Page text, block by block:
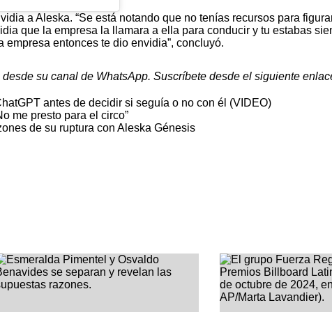
a Aleska. “Se está notando que no tenías recursos para
que la empresa la llamara a ella para conducir y tu estabas
entonces te dio envidia”, concluyó.
su canal de WhatsApp. Suscríbete desde el siguiente
antes de decidir si seguía o no con él (VIDEO)
me presto para el circo”
de su ruptura con Aleska Génesis